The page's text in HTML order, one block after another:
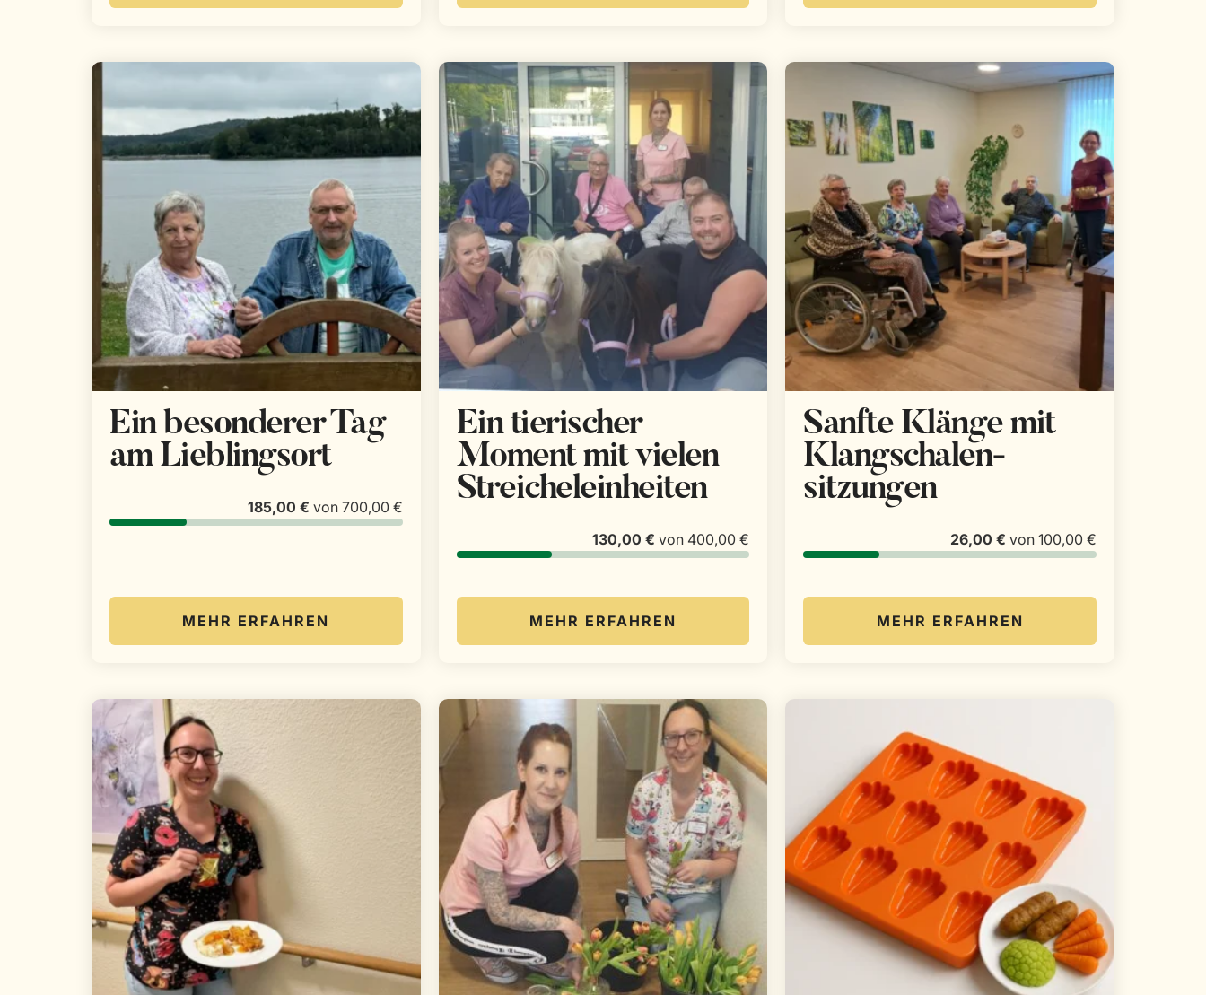
Ein besonderer Tag
am Lieblingsort
185,00 € von 700,00 €
MEHR ERFAHREN
Ein tierischer
Moment mit vielen
Streicheleinheiten
130,00 € von 400,00 €
MEHR ERFAHREN
Sanfte Klänge mit
Klangschalen­
sitzungen
26,00 € von 100,00 €
MEHR ERFAHREN